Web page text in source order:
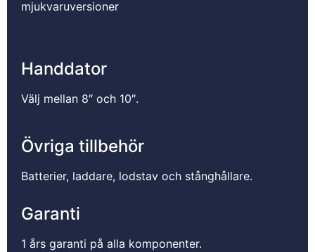
mjukvaruversioner
Handdator
Välj mellan 8″ och 10″.
Övriga tillbehör
Batterier, laddare, lodstav och stånghållare.
Garanti
1 års garanti på alla komponenter.